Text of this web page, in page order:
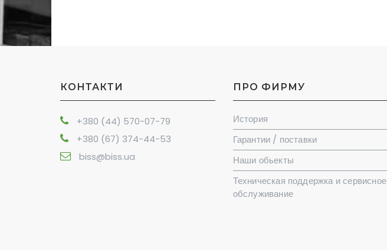
КОНТАКТИ
+380 (44) 570-07-79
+380 (67) 374-44-53
biss@biss.ua
ПРО ФИРМУ
История
Гарантии / поставки
Наши обьекты
Техническая поддержка и сервисное
обслуживание